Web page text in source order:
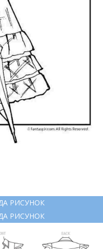
РИСУНОК
РИСУНОК